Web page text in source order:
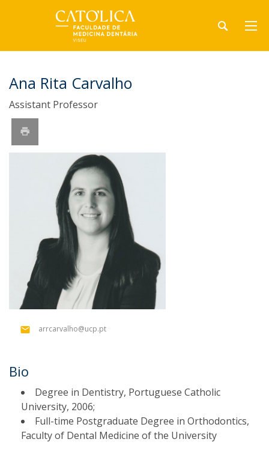
Ana Rita Carvalho
Assistant Professor
arrcarvalho@ucp.pt
Bio
Degree in Dentistry, Portuguese Catholic
University, 2006;
Full-time Postgraduate Degree in Orthodontics,
Faculty of Dental Medicine of the University